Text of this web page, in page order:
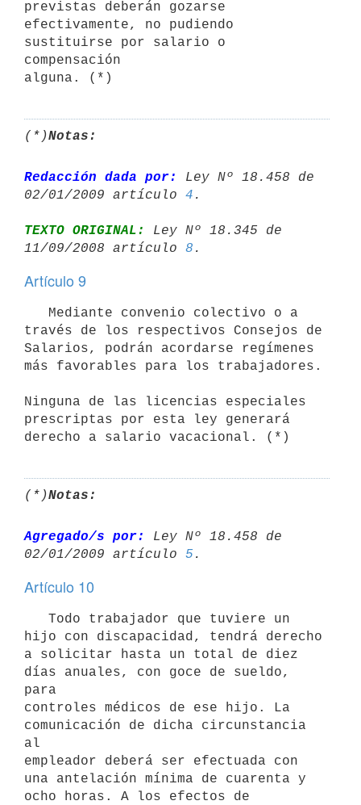
previstas deberán gozarse
efectivamente, no pudiendo
sustituirse por salario o
compensación
(*)Notas:
Redacción dada por:
Ley Nº 18.458 de
02/01/2009 artículo 4
TEXTO ORIGINAL:
Ley Nº 18.345 de
11/09/2008 artículo 8
Artículo 9
través de los respectivos Consejos de
Salarios, podrán acordarse regímenes
más favorables para los trabajadores.
Ninguna de las licencias especiales
prescriptas por esta ley generará
(*)Notas:
Agregado/s por:
Ley Nº 18.458 de
02/01/2009 artículo 5
Artículo 10
hijo con discapacidad, tendrá derecho
a solicitar hasta un total de diez
días anuales, con goce de sueldo,
para
controles médicos de ese hijo. La
comunicación de dicha circunstancia
al
empleador deberá ser efectuada con
una antelación mínima de cuarenta y
ocho horas. A los efectos de